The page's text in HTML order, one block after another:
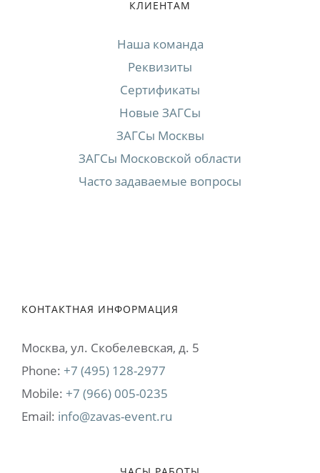
КЛИЕНТАМ
Наша команда
Реквизиты
Сертификаты
Новые ЗАГСы
ЗАГСы Москвы
ЗАГСы Московской области
Часто задаваемые вопросы
КОНТАКТНАЯ ИНФОРМАЦИЯ
Москва, ул. Cкобелевская, д. 5
Phone: +7 (495) 128-2977
Mobile: +7 (966) 005-0235
Email: info@zavas-event.ru